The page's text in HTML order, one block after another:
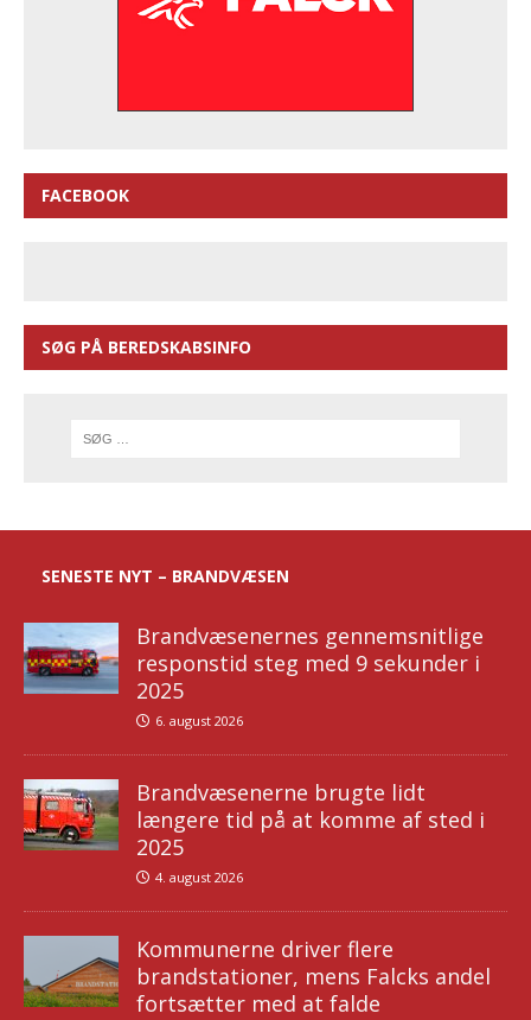
FACEBOOK
SØG PÅ BEREDSKABSINFO
SENESTE NYT – BRANDVÆSEN
Brandvæsenernes gennemsnitlige
responstid steg med 9 sekunder i
2025
6. august 2026
Brandvæsenerne brugte lidt
længere tid på at komme af sted i
2025
4. august 2026
Kommunerne driver flere
brandstationer, mens Falcks andel
fortsætter med at falde